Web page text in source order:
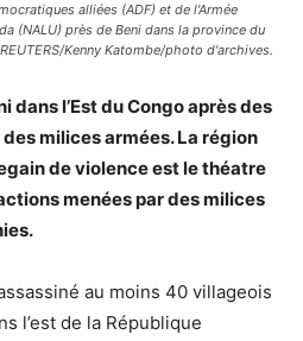
alliées (ADF) et de l'Armée
(NALU) près de Beni dans la province du
Kenny Katombe/photo d'archives.
dans l’Est du Congo après des
milices armées. La région
de violence est le théatre
menées par des milices
au moins 40 villageois
l’est de la République